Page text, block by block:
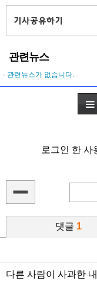
관련뉴스
- 관련뉴스가 없습니다.
로그인 한 사
댓글 1
다른 사람이 사과한